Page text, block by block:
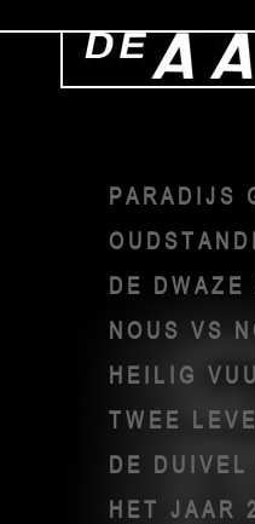
PARADIJS
DE DWAZE
NOUS VS
HEILIG
TWEE
DE
HET JAAR